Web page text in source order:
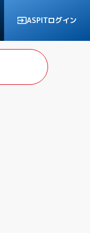
ASPITログイン